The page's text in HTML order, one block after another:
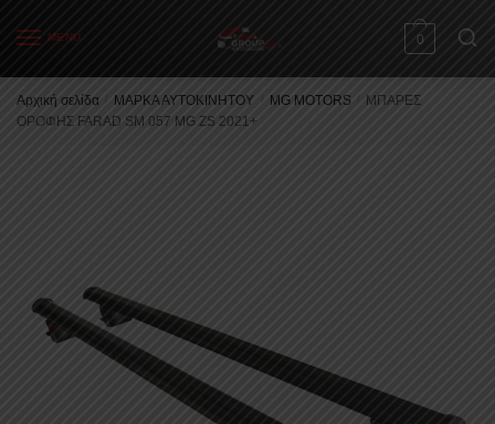
MENU 0
Αρχική σελίδα ΜΑΡΚΑ ΑΥΤΟΚΙΝΗΤΟΥ MG MOTORS
ΜΠΑΡΕΣ
ΟΡΟΦΗΣ FARAD SM 057 MG ZS 2021+